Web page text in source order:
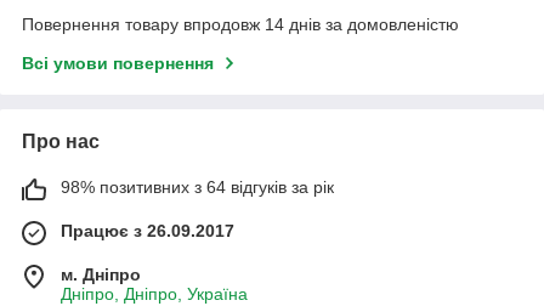
Повернення товару впродовж 14 днів за домовленістю
Всі умови повернення
Про нас
98% позитивних з 64 відгуків за рік
Працює з 26.09.2017
м. Дніпро
Дніпро, Дніпро, Україна